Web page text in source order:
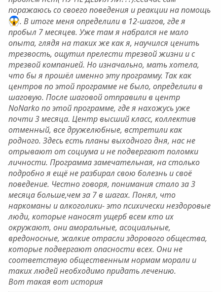
поражаюсь со своего поведения и реакции на помощь
. В итоге меня определили в 12-шагов, где я
пробыл 7 месяцев. Уже там я набрался не мало
опыта, глядя на таких же как я, научился ценить
трезвость, ощутил прелести трезвой жизни и с
трезвой компанией. Но изначально, мать хотела,
что бы я прошёл именно эту программу. Так как
центров по этой программе не было, определили в
шаговую. После шаговой отправили в центр
NoNarko по этой программе, где я нахожусь уже
почти 3 месяца. Центр высший класс, коллектив
отменный, все дружелюбные, встретили как
родного. Здесь есть планы выходного дня, нас не
отрывают от социума и не подвергают поломки
личности. Программа замечательная, на столько
подробно я ещё не разбирал свою болезнь и своё
поведение. Честно говоря, понимания стало за 3
месяца больше,чем за 7 в шагах. Понял, что
наркоманы и алкоголики- это психически нездоровые
люди, которые наносят ущерб всем кто их
окружают, они аморальные, асоциальные,
вредоносные, жалкие отрасли здорового общества,
которые подвергают опасности всех. Они не
соответствую общественным нормам морали и
таких людей необходимо придать лечению.
Вот такая вот история